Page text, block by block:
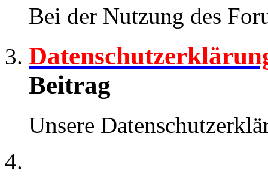
Bei der Nutzung des
Beitrag
Unsere